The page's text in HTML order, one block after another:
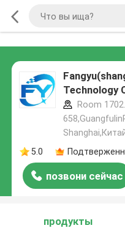
Technology
Room
5.0
позвони сейчас
продукты